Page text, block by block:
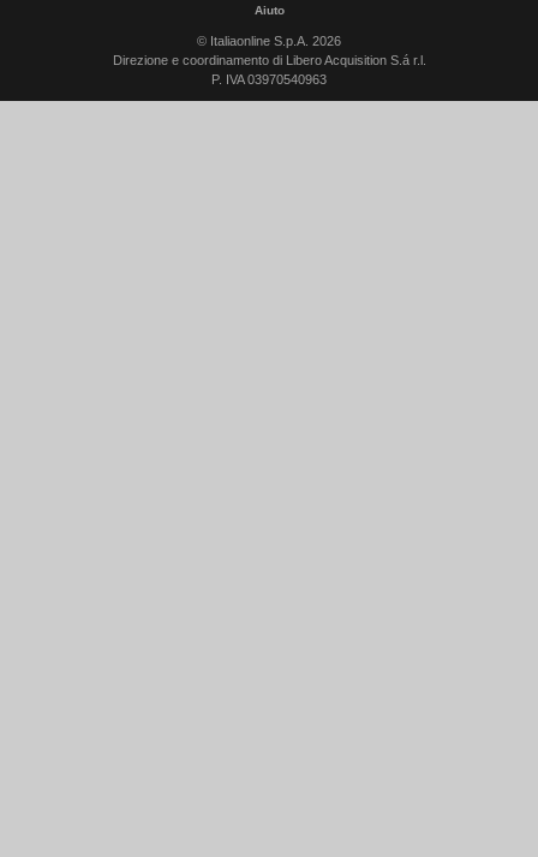
Aiuto
© Italiaonline S.p.A. 2026
Direzione e coordinamento di Libero Acquisition S.á r.l.
P. IVA 03970540963